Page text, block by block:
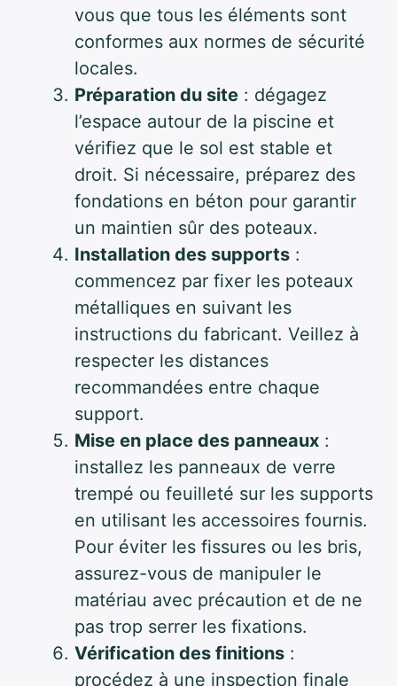
vous que tous les éléments sont
conformes aux normes de sécurité
locales.
Préparation du site : dégagez
l’espace autour de la piscine et
vérifiez que le sol est stable et
droit. Si nécessaire, préparez des
fondations en béton pour garantir
un maintien sûr des poteaux.
Installation des supports :
commencez par fixer les poteaux
métalliques en suivant les
instructions du fabricant. Veillez à
respecter les distances
recommandées entre chaque
support.
Mise en place des panneaux :
installez les panneaux de verre
trempé ou feuilleté sur les supports
en utilisant les accessoires fournis.
Pour éviter les fissures ou les bris,
assurez-vous de manipuler le
matériau avec précaution et de ne
pas trop serrer les fixations.
Vérification des finitions :
procédez à une inspection finale